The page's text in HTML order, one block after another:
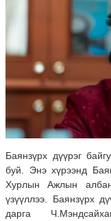
Баянзүрх дүүрэг
буй. Энэ хүрээнд
Хурлын Ажлын
үзүүллээ. Баянзүрх
дарга